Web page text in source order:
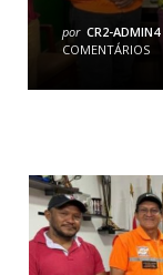
por CR2-ADMIN4
COMENTÁRIOS